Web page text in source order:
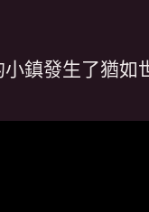
鎮發生了猶如